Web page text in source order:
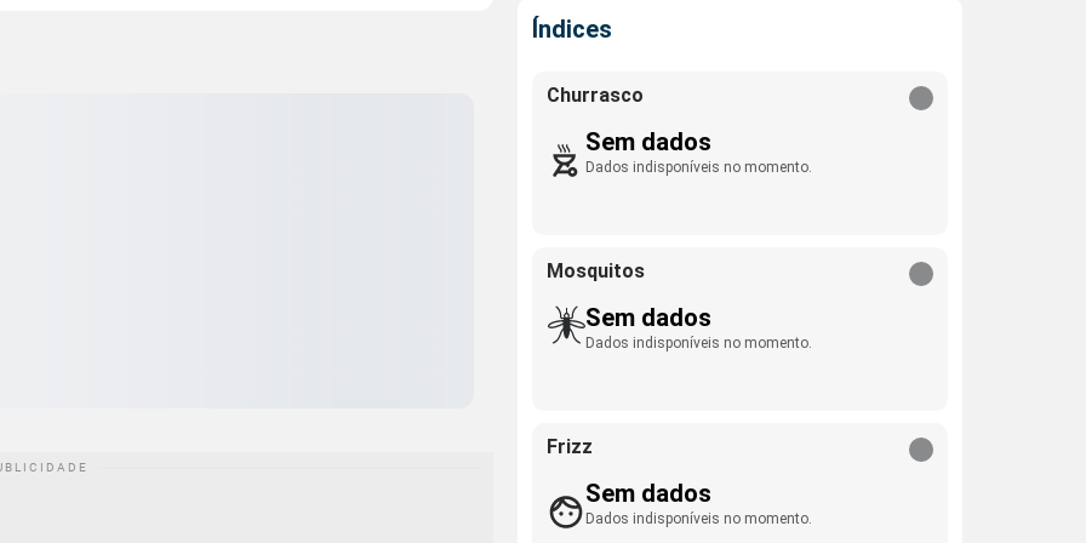
Índices
Churrasco
Sem dados
Dados indisponíveis no momento.
Mosquitos
Sem dados
Dados indisponíveis no momento.
Frizz
Sem dados
Dados indisponíveis no momento.